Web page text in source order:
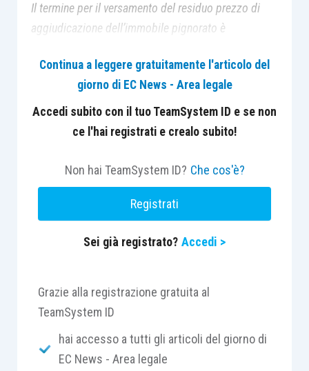
Il termine per il versamento del residuo prezzo di
aggiudicazione dell’immobile pignorato è
proroga; l’aggiudicatario che sia incorso in
decadenza può chiedere, ai sensi dell’art. 153,
comma 2, c.p.c., la rimessione in termini, che può
essere concessa solo se il mancato rispetto del
dell’aggiudicatario o di soggetti dallo stesso
incaricati.
forzata pendente innanzi al Tribunale di Mantova,
l’immobile pignorato e approssimandosi la
scadenza del termine per il versamento del saldo
del prezzo di aggiudicazione, l’aggiudicatario ne
Continua a leggere gratuitamente l'articolo del
giorno di EC News - Area legale
Accedi subito con il tuo TeamSystem ID e se non
ce l'hai registrati e crealo subito!
Non hai TeamSystem ID? Che cos'è?
Registrati
Sei già registrato? Accedi >
Grazie alla registrazione gratuita al
TeamSystem ID
hai accesso a tutti gli articoli del giorno di
EC News - Area legale